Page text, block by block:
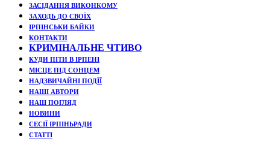
ЗАСІДАННЯ ВИКОНКОМУ
ЗАХОДЬ ДО СВОЇХ
ІРПІНСЬКИ БАЙКИ
КОНТАКТИ
КРИМІНАЛЬНЕ ЧТИВО
КУДИ ПІТИ В ІРПЕНІ
МІСЦЕ ПІД СОНЦЕМ
НАДЗВИЧАЙНІ ПОДЇЇ
НАШІ АВТОРИ
НАШ ПОГЛЯД
НОВИНИ
СЕСІЇ ІРПІНЬРАДИ
СТАТТІ